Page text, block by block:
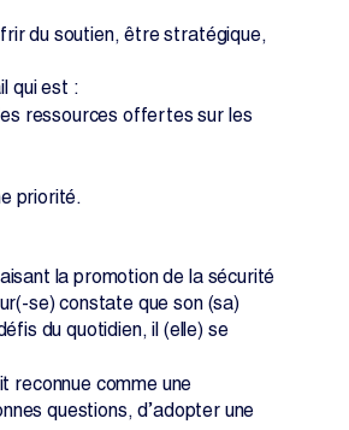
du soutien, être stratégique,
qui est :
ressources offertes sur les
priorité.
la promotion de la sécurité
se) constate que son (sa)
du quotidien, il (elle) se
reconnue comme une
questions, d’adopter une